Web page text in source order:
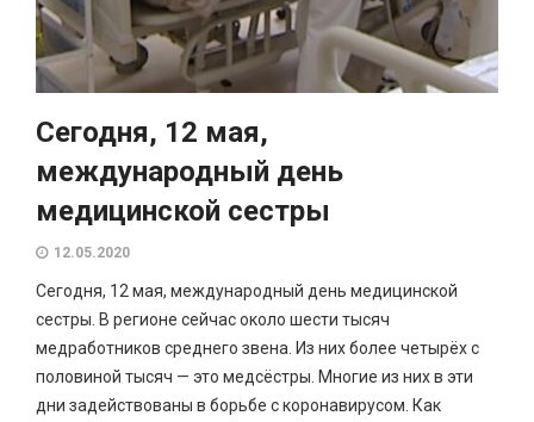
Сегодня, 12 мая,
международный день
медицинской сестры
12.05.2020
Сегодня, 12 мая, международный день медицинской
сестры. В регионе сейчас около шести тысяч
медработников среднего звена. Из них более четырёх с
половиной тысяч — это медсёстры. Многие из них в эти
дни задействованы в борьбе с коронавирусом. Как